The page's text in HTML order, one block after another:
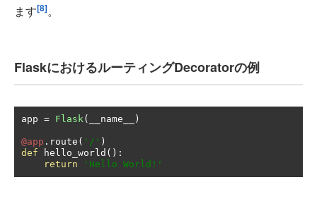
ます[8]。
FlaskにおけるルーティングDecoratorの例
app = Flask ( __name__ )
@app . route ( '/' )
def hello_world ():
return
'Hello World!'